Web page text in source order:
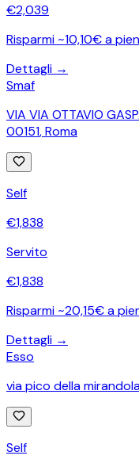
€2,039
Risparmi ~10,10€ a
Dettagli →
Smaf
VIA VIA OTTAVIO
00151,Roma
Self
€1,838
Servito
€1,838
Risparmi ~20,15€ a
Dettagli →
Esso
via pico della
Self